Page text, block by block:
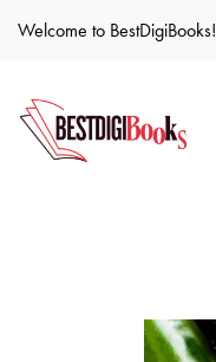
Welcome to BestDigiBooks!